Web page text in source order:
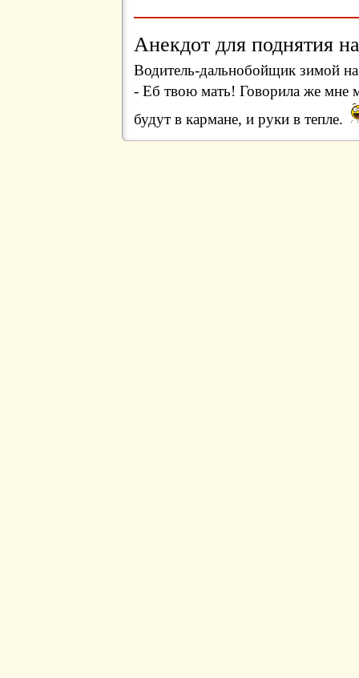
Анекдот для поднятия
Водитель-дальнобойщик зимой
- Еб твою мать! Говорила же мне
будут в кармане, и руки в тепле.